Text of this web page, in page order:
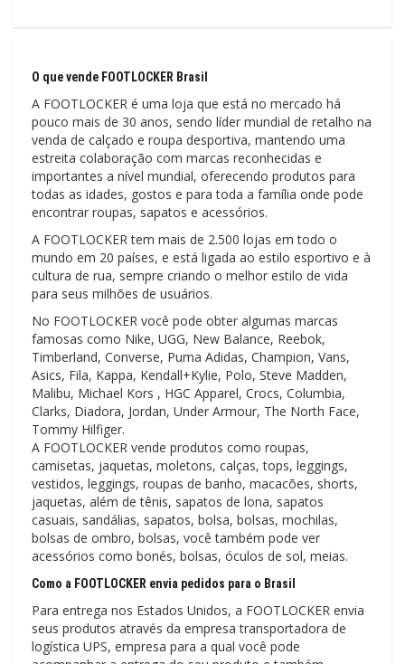
O que vende FOOTLOCKER Brasil
A FOOTLOCKER é uma loja que está no mercado há
pouco mais de 30 anos, sendo líder mundial de retalho na
venda de calçado e roupa desportiva, mantendo uma
estreita colaboração com marcas reconhecidas e
importantes a nível mundial, oferecendo produtos para
todas as idades, gostos e para toda a família onde pode
encontrar roupas, sapatos e acessórios.
A FOOTLOCKER tem mais de 2.500 lojas em todo o
mundo em 20 países, e está ligada ao estilo esportivo e à
cultura de rua, sempre criando o melhor estilo de vida
para seus milhões de usuários.
No FOOTLOCKER você pode obter algumas marcas
famosas como Nike, UGG, New Balance, Reebok,
Timberland, Converse, Puma Adidas, Champion, Vans,
Asics, Fila, Kappa, Kendall+Kylie, Polo, Steve Madden,
Malibu, Michael Kors , HGC Apparel, Crocs, Columbia,
Clarks, Diadora, Jordan, Under Armour, The North Face,
Tommy Hilfiger.
A FOOTLOCKER vende produtos como roupas,
camisetas, jaquetas, moletons, calças, tops, leggings,
vestidos, leggings, roupas de banho, macacões, shorts,
jaquetas, além de tênis, sapatos de lona, ​​sapatos
casuais, sandálias, sapatos, bolsa, bolsas, mochilas,
bolsas de ombro, bolsas, você também pode ver
acessórios como bonés, bolsas, óculos de sol, meias.
Como a FOOTLOCKER envia pedidos para o Brasil
Para entrega nos Estados Unidos, a FOOTLOCKER envia
seus produtos através da empresa transportadora de
logística UPS, empresa para a qual você pode